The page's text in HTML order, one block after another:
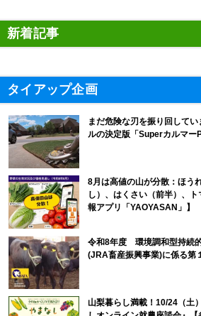
新着記事
タイアップ企画
まだ危険な刃を振り回して
ルの決定版「Superカルマー
8月は高値の山が分散：ほう
し）、はくさい（前半）、
報アプリ「YAOYASAN」】
令和8年度 環境調和型持続
(JRA畜産振興事業)に係る第
山梨暮らし満載！10/24（土